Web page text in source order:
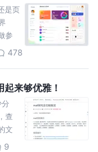
是页
参
478
来够优雅！
查
文
9